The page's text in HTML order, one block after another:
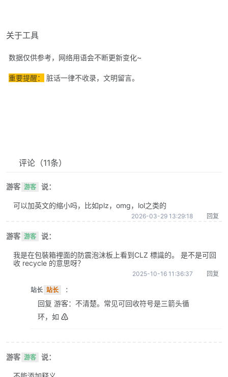
关于工具
数据仅供参考，网络用语会不断更新变化~
重要提醒： 脏话一律不收录，文明留言。
评论 （11条）
游客 游客 说：
可以加英文的缩小吗，比如plz，omg，lol之类的
2026-03-29 13:29:18 回复
游客 游客 说：
我是在包裝箱裡面的防震泡沫板上看到CLZ 標識的。 是不是可回
收 recycle 的意思呀？
2025-10-16 11:36:37 回复
站长 站长 ：
回复 游客：不清楚。常见可回收符号是三箭头循
环，如 ♴
游客 游客 说：